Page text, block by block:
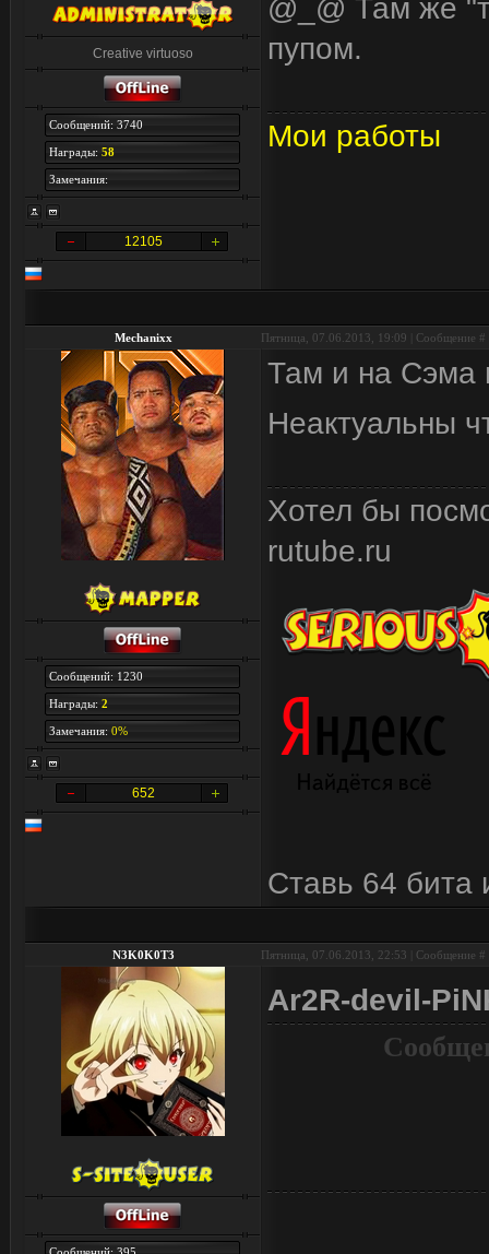
Creative virtuoso
Сообщений: 3740
Награды: 58
Замечания:
12105
@_@ Там же
пупом.
Мои работы
Mechanixx Пятница, 07.06.2013, 19:09 | Сообщение #
Сообщений: 1230
Награды: 2
Замечания: 0%
652
Там и на Сэма
Неактуальны
Хотел бы
rutube.ru
Ставь 64 бита
N3K0K0T3 Пятница, 07.06.2013, 22:53 | Сообщение #
Ar2R-devil-